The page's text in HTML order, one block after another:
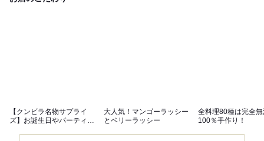
【クンビラ名物サプライ
ズ】お誕生日やパーティー
大人気！マンゴーラッシー
とベリーラッシー
全料理80種は完全
100％手作り！